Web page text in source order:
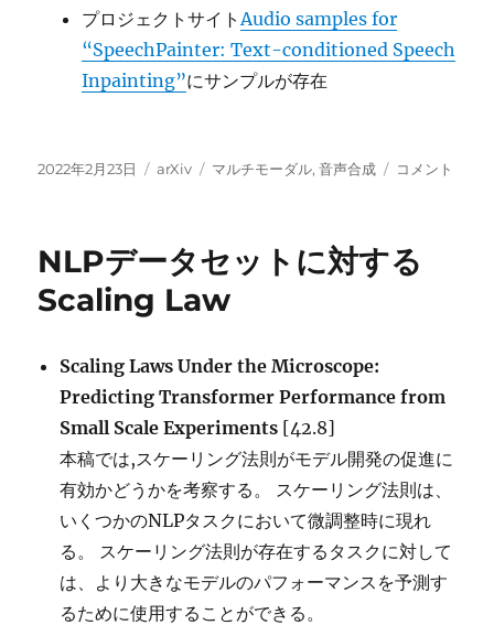
プロジェクトサイトAudio samples for
“SpeechPainter: Text-conditioned Speech
Inpainting”にサンプルが存在
投
2022年2月23日
カ
ー
arXiv
タ
マルチモーダル,音声合成
欠
埋
モ
デ
ル
コメント
NLPデータセットに対する
Scaling Law
Scaling Laws Under the Microscope:
Predicting Transformer Performance from
Small Scale Experiments [42.8]
本稿では,スケーリング法則がモデル開発の促進に
有効かどうかを考察する。 スケーリング法則は、
いくつかのNLPタスクにおいて微調整時に現れ
る。 スケーリング法則が存在するタスクに対して
は、より大きなモデルのパフォーマンスを予測す
るために使用することができる。